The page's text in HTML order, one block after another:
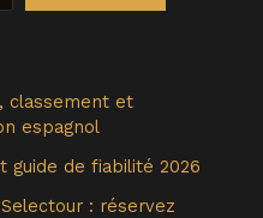
classement et
espagnol
guide de fiabilité 2026
: réservez